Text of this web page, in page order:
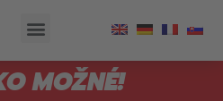
MOŽNÉ!